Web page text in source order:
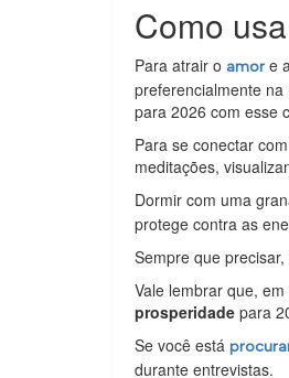
Como
Para atrair o amor e
preferencialmente
para 2026 com esse
Para se conectar
meditações,
Dormir com uma
protege contra as
Sempre que
Vale lembrar que,
prosperidade para
Se você está
durante entrevistas.